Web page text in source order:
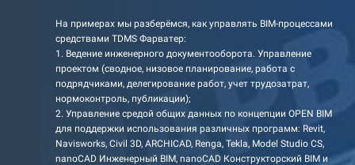
На примерах мы разберёмся, как управлять BIM-процессами
средствами TDMS Фарватер:
1. Ведение инженерного документооборота. Управление
проектом (сводное, низовое планирование, работа с
подрядчиками, делегирование работ, учет трудозатрат,
нормоконтроль, публикации);
2. Управление средой общих данных по концепции OPEN BIM
для поддержки использования различных программ: Revit,
Navisworks, Civil 3D, ARCHICAD, Renga, Tekla, Model Studio CS,
nanoCAD Инженерный BIM, nanoCAD Конструкторский BIM и